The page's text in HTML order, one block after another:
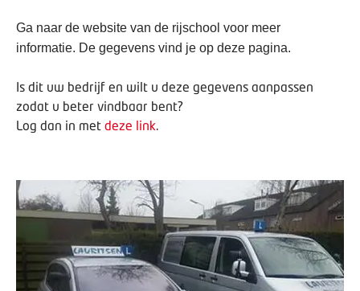
Ga naar de website van de rijschool voor meer
informatie. De gegevens vind je op deze pagina.
Is dit uw bedrijf en wilt u deze gegevens aanpassen
zodat u beter vindbaar bent?
Log dan in met deze link.